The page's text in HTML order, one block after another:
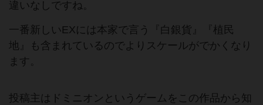
違いなしですね。
一番新しいEXには本家で言う『白銀貨』『植民
地』も含まれているのでよりスケールがでかくなり
ます。
投稿主はドミニオンというゲームをこの作品から知